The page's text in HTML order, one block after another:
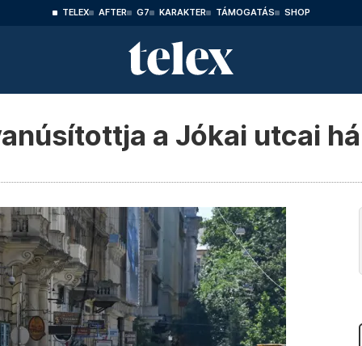
TELEX AFTER G7 KARAKTER TÁMOGATÁS SHOP
a Jókai utcai